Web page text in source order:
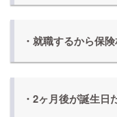
・就職するから保
・2ヶ月後が誕生日